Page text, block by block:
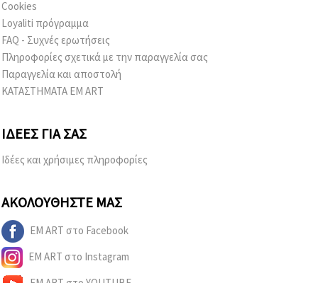
Cookies
Loyaliti πρόγραμμα
FAQ - Συχνές ερωτήσεις
Πληροφορίες σχετικά με την παραγγελία σας
Παραγγελία και αποστολή
ΚΑΤΑΣΤΗΜΑΤΑ EM ART
ΙΔΈΕΣ ΓΙΑ ΣΑΣ
Ιδέες και χρήσιμες πληροφορίες
ΑΚΟΛΟΥΘΉΣΤΕ ΜΑΣ
EM ART στο Facebook
EM ART στο Instagram